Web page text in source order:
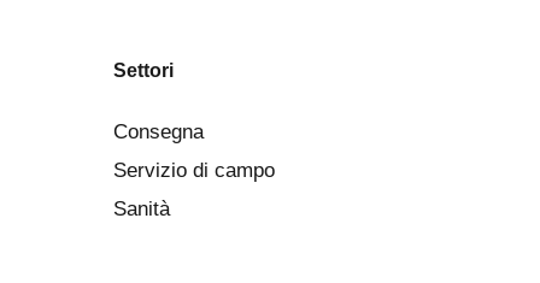
Settori
Consegna
Servizio di campo
Sanità